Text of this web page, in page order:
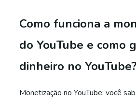
Como funciona a
do YouTube e como
dinheiro no YouTube?
Monetização no YouTube: você